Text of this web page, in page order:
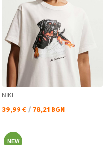
NIKE
Текуща цена:
39,99 € / 78,21 BGN
NEW